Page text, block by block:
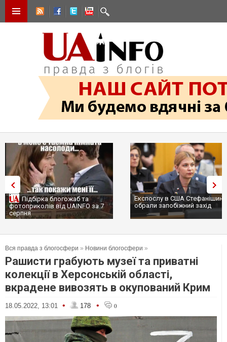
Підбірка блогожаб та
фотоприколів від UAINFO за 7
серпня
Експослу в США
обрали запобіжний захід
Вся правда з блогосфери » Новини блогосфери »
Рашисти грабують музеї та приватні
колекції в Херсонській області,
вкрадене вивозять в окупований Крим
18.05.2022, 13:01 • 178 • 0